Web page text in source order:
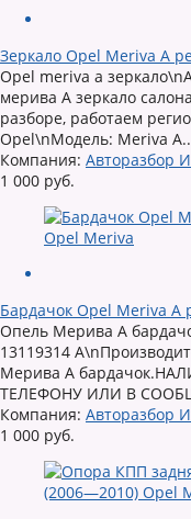
Зеркало Opel Meriva A
Opel meriva а
мерива А зеркало
разборе, работаем
Opel\nМодель: Meriva
Компания: Авторазбор
1 000 руб.
Бардачок Opel Meriva A
Опель Мерива А
13119314
Мерива А
ТЕЛЕФОНУ ИЛИ В
Компания: Авторазбор
1 000 руб.